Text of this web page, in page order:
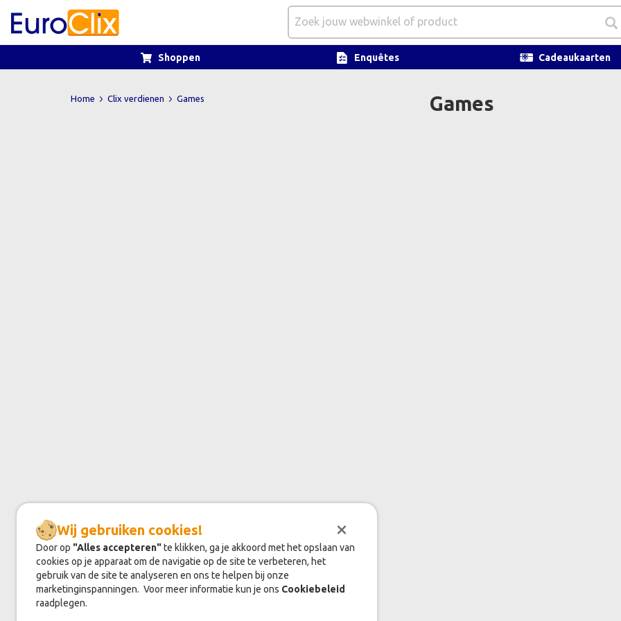
Shoppen Enquêtes Cadeaukaarten
×
Wij gebruiken cookies!
Door op "Alles accepteren"te klikken, ga je akkoord met het opslaan van
cookies op je apparaat om de navigatie op de site te verbeteren, het
gebruik van de site te analyseren en ons te helpen bij onze
marketinginspanningen. Voor meer informatie kun je ons Cookiebeleid
raadplegen.
Home Clix verdienen Games Games